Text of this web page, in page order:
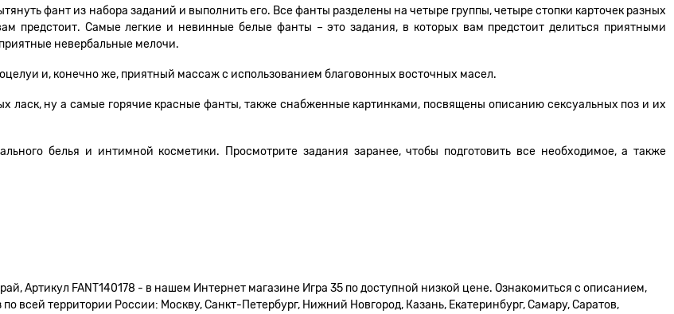
фант из набора заданий и выполнить его. Все фанты разделены на четыре группы, четыре стопки карточек разных
предстоит. Самые легкие и невинные белые фанты – это задания, в которых вам предстоит делиться приятными
невербальные мелочи.
и, конечно же, приятный массаж с использованием благовонных восточных масел.
ласк, ну а самые горячие красные фанты, также снабженные картинками, посвящены описанию сексуальных поз и их
белья и интимной косметики. Просмотрите задания заранее, чтобы подготовить все необходимое, а также
Артикул FANT140178 - в нашем Интернет магазине Игра 35 по доступной низкой цене. Ознакомиться с описанием,
всей территории России: Москву, Санкт-Петербург, Нижний Новгород, Казань, Екатеринбург, Самару, Саратов,